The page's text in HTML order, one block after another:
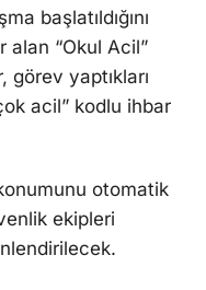
başlatıldığını
“Okul Acil”
yaptıkları
acil” kodlu ihbar
otomatik
ekipleri